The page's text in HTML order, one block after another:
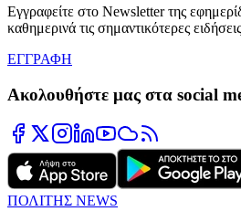
Εγγραφείτε στο Newsletter της
καθημερινά τις σημαντικότερες
ΕΓΓΡΑΦΗ
Ακολουθήστε μας στα social
ΠΟΛΙΤΗΣ NEWS